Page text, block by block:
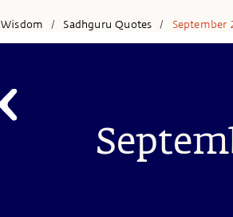
Wisdom / Sadhguru Quotes / September